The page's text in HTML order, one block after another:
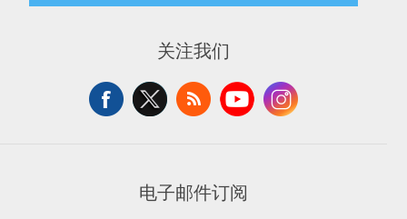
博客
关注我们
电子邮件订阅